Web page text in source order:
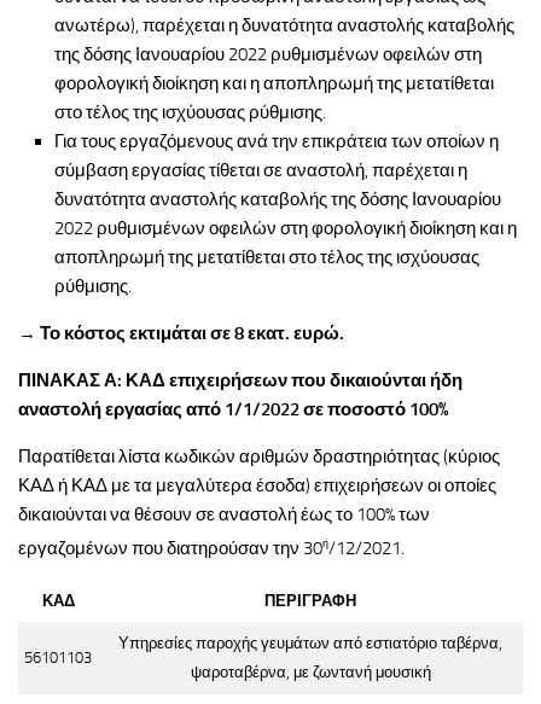
ανωτέρω), παρέχεται η δυνατότητα αναστολής καταβολής
της δόσης Ιανουαρίου 2022 ρυθμισμένων οφειλών στη
φορολογική διοίκηση και η αποπληρωμή της μετατίθεται
στο τέλος της ισχύουσας ρύθμισης.
Για τους εργαζόμενους ανά την επικράτεια των οποίων η
σύμβαση εργασίας τίθεται σε αναστολή, παρέχεται η
δυνατότητα αναστολής καταβολής της δόσης Ιανουαρίου
2022 ρυθμισμένων οφειλών στη φορολογική διοίκηση και η
αποπληρωμή της μετατίθεται στο τέλος της ισχύουσας
ρύθμισης.
→ Το κόστος εκτιμάται σε 8 εκατ. ευρώ.
ΠΙΝΑΚΑΣ Α: ΚΑΔ επιχειρήσεων που δικαιούνται ήδη
αναστολή εργασίας από 1/1/2022 σε ποσοστό 100%
Παρατίθεται λίστα κωδικών αριθμών δραστηριότητας (κύριος
ΚΑΔ ή ΚΑΔ με τα μεγαλύτερα έσοδα) επιχειρήσεων οι οποίες
δικαιούνται να θέσουν σε αναστολή έως το 100% των
εργαζομένων που διατηρούσαν την 30ή/12/2021.
ΚΑΔ ΠΕΡΙΓΡΑΦΗ
56101103
Υπηρεσίες παροχής γευμάτων από εστιατόριο ταβέρνα,
ψαροταβέρνα, με ζωντανή μουσική